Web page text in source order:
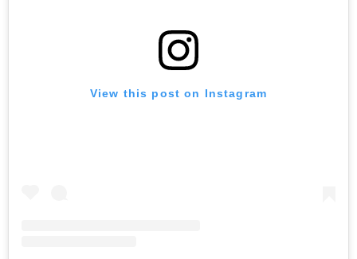
View this post on Instagram